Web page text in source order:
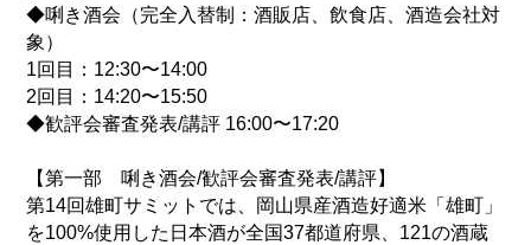
◆唎き酒会（完全入替制：酒販店、飲食店、酒造会社対
象）
1回目：12:30〜14:00
2回目：14:20〜15:50
◆歓評会審査発表/講評 16:00〜17:20
【第一部 唎き酒会/歓評会審査発表/講評】
第14回雄町サミットでは、岡山県産酒造好適米「雄町」
を100%使用した日本酒が全国37都道府県、121の酒蔵